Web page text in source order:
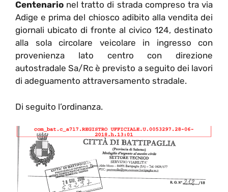
Centenario nel tratto di strada compreso tra via
Adige e prima del chiosco adibito alla vendita dei
giornali ubicato di fronte al civico 124, destinato
alla sola circolare veicolare in ingresso con
provenienza lato centro con direzione
autostradale Sa/Rc è previsto a seguito dei lavori
di adeguamento attraversamento stradale.
Di seguito l’ordinanza.